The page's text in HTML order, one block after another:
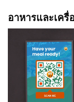
อาหารและเครื่